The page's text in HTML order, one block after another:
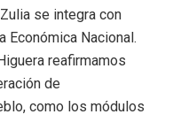
se integra con
Económica Nacional.
reafirmamos
de
como los módulos